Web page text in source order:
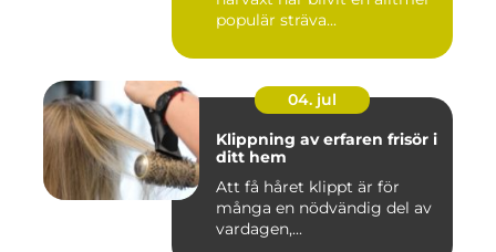
populär sträva...
04. jul
Klippning av erfaren frisör i
ditt hem
Att få håret klippt är för
många en nödvändig del av
vardagen,...